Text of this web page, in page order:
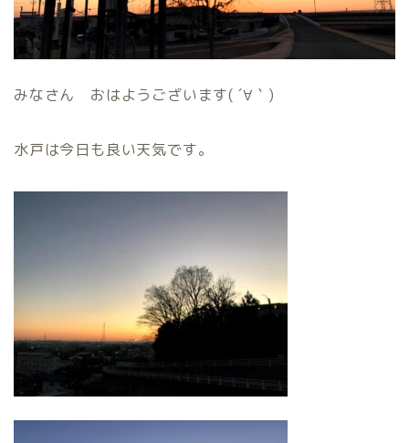
みなさん おはようございます( ´∀｀)
水戸は今日も良い天気です。